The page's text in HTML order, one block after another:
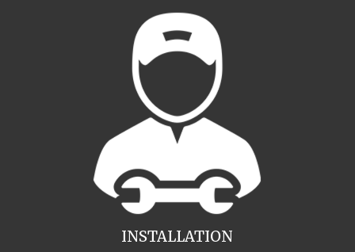
INSTALLATION